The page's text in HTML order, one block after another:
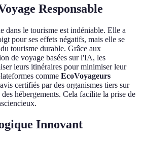
Responsable
dans le tourisme est indéniable. Elle a
pour ses effets négatifs, mais elle se
tourisme durable. Grâce aux
de voyage basées sur l'IA, les
leurs itinéraires pour minimiser leur
comme EcoVoyageurs
certifiés par des organismes tiers sur
hébergements. Cela facilite la prise de
Innovant